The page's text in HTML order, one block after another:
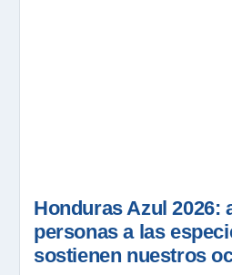
Honduras Azul 2026:
personas a las
sostienen nuestros